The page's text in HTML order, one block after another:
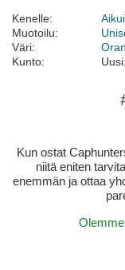
Kenelle:
Muotoilu:
Väri:
Kunto:
Kun ostat
niitä eniten
enemmän ja ottaa